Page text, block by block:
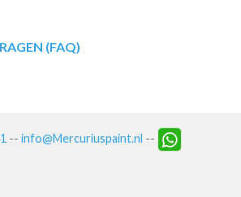
(FAQ)
-- info@Mercuriuspaint.nl --